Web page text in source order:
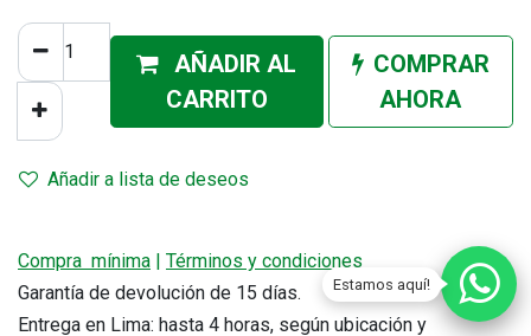
Estamos aquí!
AÑADIR AL
CARRITO
COMPRAR
AHORA
Añadir a lista de deseos
Compra mínima | Términos y condiciones
Garantía de devolución de 15 días.
Entrega en Lima: hasta 4 horas, según ubicación y